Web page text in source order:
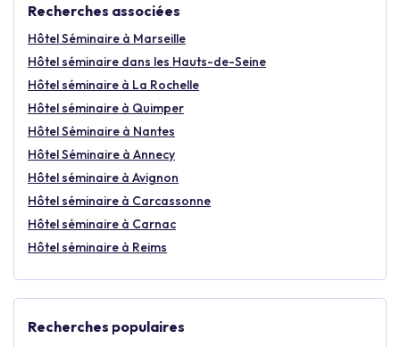
Recherches associées
Hôtel Séminaire à Marseille
Hôtel séminaire dans les Hauts-de-Seine
Hôtel séminaire à La Rochelle
Hôtel séminaire à Quimper
Hôtel Séminaire à Nantes
Hôtel Séminaire à Annecy
Hôtel séminaire à Avignon
Hôtel séminaire à Carcassonne
Hôtel séminaire à Carnac
Hôtel séminaire à Reims
Recherches populaires